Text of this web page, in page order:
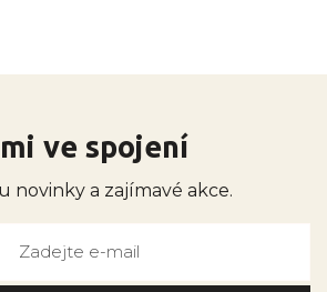
ve spojení
novinky a zajímavé akce.